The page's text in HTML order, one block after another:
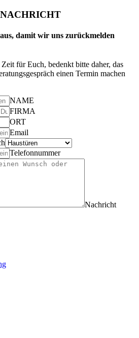
damit wir uns zurückmelden
für Euch, bedenkt bitte daher, das
einen Termin machen
NAME
FIRMA
ORT
Email
Telefonnummer
Nachricht